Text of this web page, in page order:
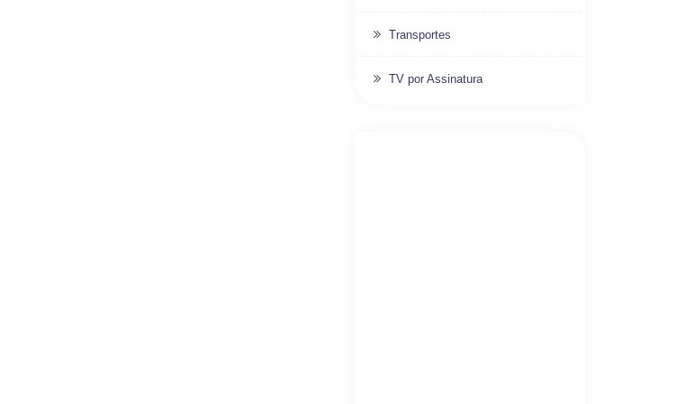
Transportes
TV por Assinatura